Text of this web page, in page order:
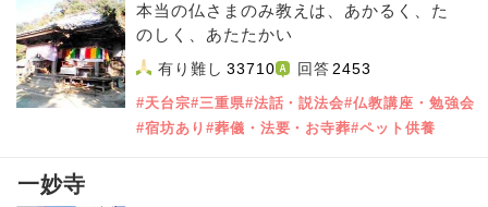
本当の仏さまのみ教えは、あかるく、た
のしく、あたたかい
有り難し 33710 回答 2453
#天台宗#三重県#法話・説法会#仏教講座・勉強会
#宿坊あり #葬儀・法要・お寺葬#ペット供養
一妙寺